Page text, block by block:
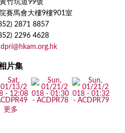
竹坑道99號
賽馬會大樓9樓901室
2871 8857
2296 4628
片集
更多